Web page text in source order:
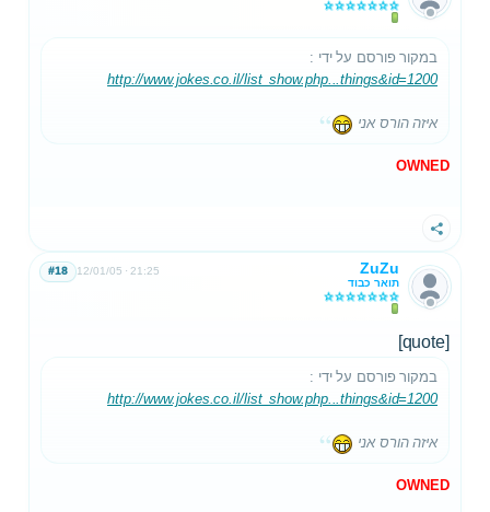
במקור פורסם על ידי :
http://www.jokes.co.il/list_show.php...things&id=1200
איזה הורס אני
OWNED
שתף
ZuZu
תואר כבוד
12/01/05 21:25
#18
[quote]
במקור פורסם על ידי :
http://www.jokes.co.il/list_show.php...things&id=1200
איזה הורס אני
OWNED